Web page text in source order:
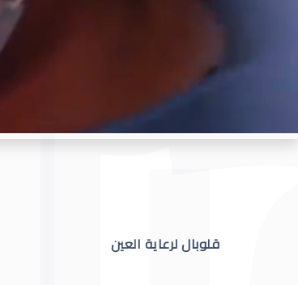
قلوبال لرعاية العين